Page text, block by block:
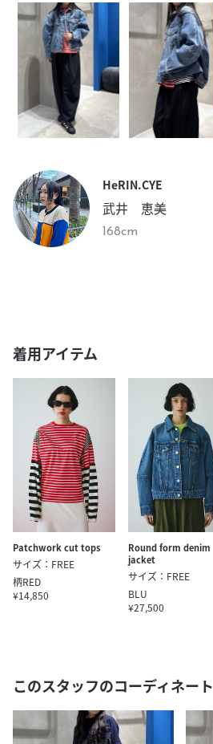
HeRIN.CYE
武井 恵美
168cm
着用アイテム
Patchwork cut tops
サイズ：FREE
柄RED
¥14,850
Round form denim
jacket
サイズ：FREE
BLU
¥27,500
このスタッフのコーディネート